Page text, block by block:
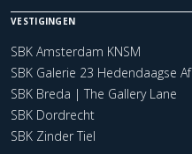
VESTIGINGEN
SBK Amsterdam KNSM
SBK Galerie 23 Hedendaagse
SBK Breda | The Gallery Lane
SBK Dordrecht
SBK Zinder Tiel